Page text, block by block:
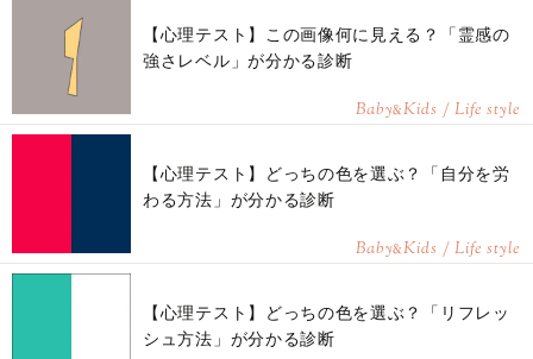
【心理テスト】この画像何に見える？「霊感の
強さレベル」が分かる診断
Baby&Kids / Life style
【心理テスト】どっちの色を選ぶ？「自分を労
わる方法」が分かる診断
Baby&Kids / Life style
【心理テスト】どっちの色を選ぶ？「リフレッ
シュ方法」が分かる診断